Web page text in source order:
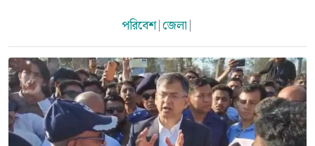
পরিবেশ|জেলা |